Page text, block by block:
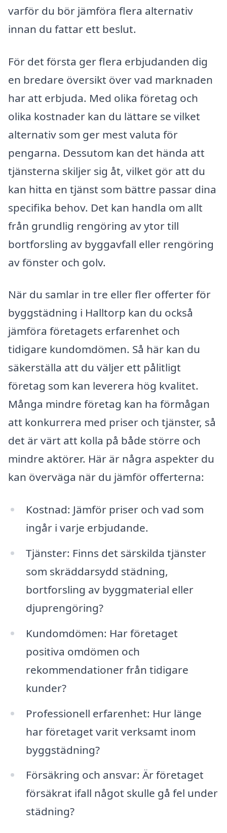
varför du bör jämföra flera alternativ
innan du fattar ett beslut.
För det första ger flera erbjudanden dig
en bredare översikt över vad marknaden
har att erbjuda. Med olika företag och
olika kostnader kan du lättare se vilket
alternativ som ger mest valuta för
pengarna. Dessutom kan det hända att
tjänsterna skiljer sig åt, vilket gör att du
kan hitta en tjänst som bättre passar dina
specifika behov. Det kan handla om allt
från grundlig rengöring av ytor till
bortforsling av byggavfall eller rengöring
av fönster och golv.
När du samlar in tre eller fler offerter för
byggstädning i Halltorp kan du också
jämföra företagets erfarenhet och
tidigare kundomdömen. Så här kan du
säkerställa att du väljer ett pålitligt
företag som kan leverera hög kvalitet.
Många mindre företag kan ha förmågan
att konkurrera med priser och tjänster, så
det är värt att kolla på både större och
mindre aktörer. Här är några aspekter du
kan överväga när du jämför offerterna:
Kostnad: Jämför priser och vad som
ingår i varje erbjudande.
Tjänster: Finns det särskilda tjänster
som skräddarsydd städning,
bortforsling av byggmaterial eller
djuprengöring?
Kundomdömen: Har företaget
positiva omdömen och
rekommendationer från tidigare
kunder?
Professionell erfarenhet: Hur länge
har företaget varit verksamt inom
byggstädning?
Försäkring och ansvar: Är företaget
försäkrat ifall något skulle gå fel under
städning?